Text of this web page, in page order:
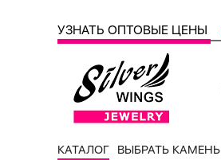
УЗНАТЬ ОПТОВЫЕ ЦЕНЫ
КАТАЛОГ ВЫБРАТЬ КАМЕНЬ